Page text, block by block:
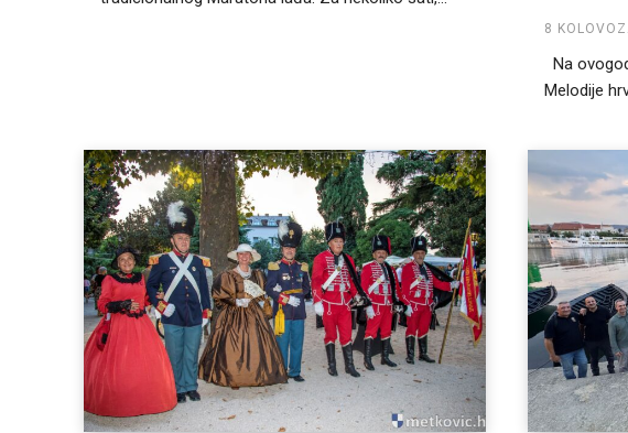
8
Melodije